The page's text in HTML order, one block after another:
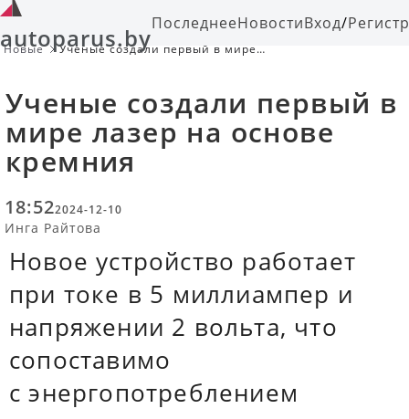
autoparus.byПоследнееНовостиВход/
Новые
Ученые создали первый в мире
Ученые создали первый в
мире лазер на основе
кремния
18:522024-12-10
Инга Райтова
Новое устройство работает
при токе в 5 миллиампер и
напряжении 2 вольта, что
сопоставимо
с энергопотреблением